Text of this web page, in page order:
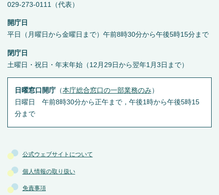
公式ウェブサイトについて
個人情報の取り扱い
免責事項
029-273-0111（代表）
開庁日
平日（月曜日から金曜日まで）午前8時30分から午後5時15分まで
閉庁日
土曜日・祝日・年末年始（12月29日から翌年1月3日まで）
日曜窓口開庁（本庁総合窓口の一部業務のみ ）
日曜日 午前8時30分から正午まで，午後1時から午後5時15
分まで